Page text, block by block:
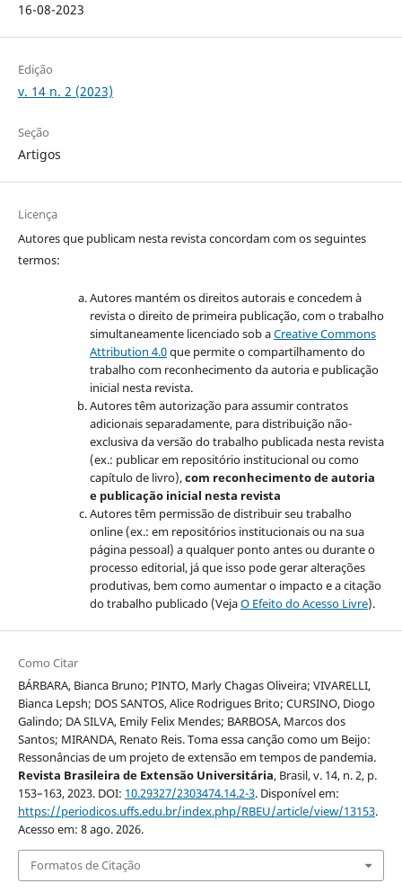
16-08-2023
Edição
v. 14 n. 2 (2023)
Seção
Artigos
Licença
Autores que publicam nesta revista concordam com os seguintes
termos:
Autores mantém os direitos autorais e concedem à
revista o direito de primeira publicação, com o trabalho
simultaneamente licenciado sob aCreative Commons
Attribution 4.0que permite o compartilhamento do
trabalho com reconhecimento da autoria e publicação
inicial nesta revista.
Autores têm autorização para assumir contratos
adicionais separadamente, para distribuição não-
exclusiva da versão do trabalho publicada nesta revista
(ex.: publicar em repositório institucional ou como
capítulo de livro),com reconhecimento de autoria
e publicação inicial nesta revista
Autores têm permissão de distribuir seu trabalho
online (ex.: em repositórios institucionais ou na sua
página pessoal) a qualquer ponto antes ou durante o
processo editorial, já que isso pode gerar alterações
produtivas, bem como aumentar o impacto e a citação
do trabalho publicado (VejaO Efeito do Acesso Livre).
Como Citar
BÁRBARA, Bianca Bruno; PINTO, Marly Chagas Oliveira; VIVARELLI,
Bianca Lepsh; DOS SANTOS, Alice Rodrigues Brito; CURSINO, Diogo
Galindo; DA SILVA, Emily Felix Mendes; BARBOSA, Marcos dos
Santos; MIRANDA, Renato Reis. Toma essa canção como um Beijo:
Ressonâncias de um projeto de extensão em tempos de pandemia.
Revista Brasileira de Extensão Universitária, Brasil, v. 14, n. 2, p.
153–163, 2023. DOI: 10.29327/2303474.14.2-3. Disponível em:
https://periodicos.uffs.edu.br/index.php/RBEU/article/view/13153.
Acesso em: 8 ago. 2026.
Formatos de Citação